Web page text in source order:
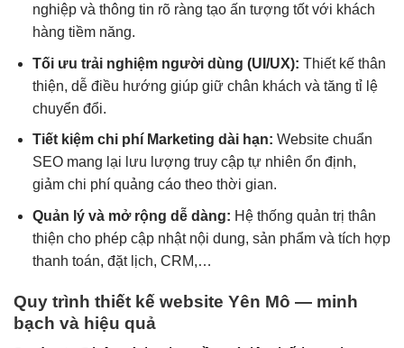
nghiệp và thông tin rõ ràng tạo ấn tượng tốt với khách
hàng tiềm năng.
Tối ưu trải nghiệm người dùng (UI/UX): Thiết kế thân
thiện, dễ điều hướng giúp giữ chân khách và tăng tỉ lệ
chuyển đổi.
Tiết kiệm chi phí Marketing dài hạn: Website chuẩn
SEO mang lại lưu lượng truy cập tự nhiên ổn định,
giảm chi phí quảng cáo theo thời gian.
Quản lý và mở rộng dễ dàng: Hệ thống quản trị thân
thiện cho phép cập nhật nội dung, sản phẩm và tích hợp
thanh toán, đặt lịch, CRM,…
Quy trình thiết kế website Yên Mô — minh
bạch và hiệu quả